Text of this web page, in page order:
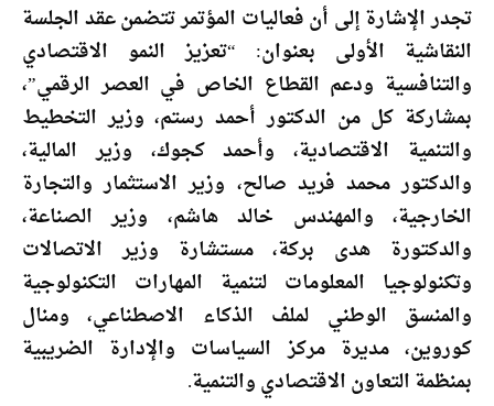
تجدر الإشارة إلى أن فعاليات المؤتمر تتضمن عقد الجلسة
النقاشية الأولى بعنوان: “تعزيز النمو الاقتصادي
والتنافسية ودعم القطاع الخاص في العصر الرقمي”،
بمشاركة كل من الدكتور أحمد رستم، وزير التخطيط
والتنمية الاقتصادية، وأحمد كجوك، وزير المالية،
والدكتور محمد فريد صالح، وزير الاستثمار والتجارة
الخارجية، والمهندس خالد هاشم، وزير الصناعة،
والدكتورة هدى بركة، مستشارة وزير الاتصالات
وتكنولوجيا المعلومات لتنمية المهارات التكنولوجية
والمنسق الوطني لملف الذكاء الاصطناعي، ومنال
كوروين، مديرة مركز السياسات والإدارة الضريبية
بمنظمة التعاون الاقتصادي والتنمية.